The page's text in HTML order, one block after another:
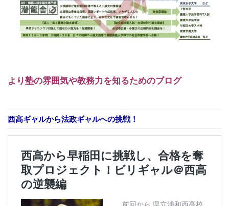
より塾の雰囲気や教務力を知るためのブログ
西高ギャルから法政ギャルへの挑戦！